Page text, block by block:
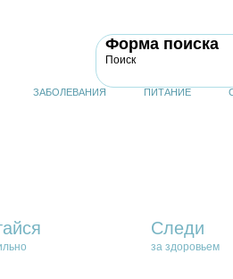
Форма поиска
Поиск
ЗАБОЛЕВАНИЯ ПИТАНИЕ
Следи
за здоровьем